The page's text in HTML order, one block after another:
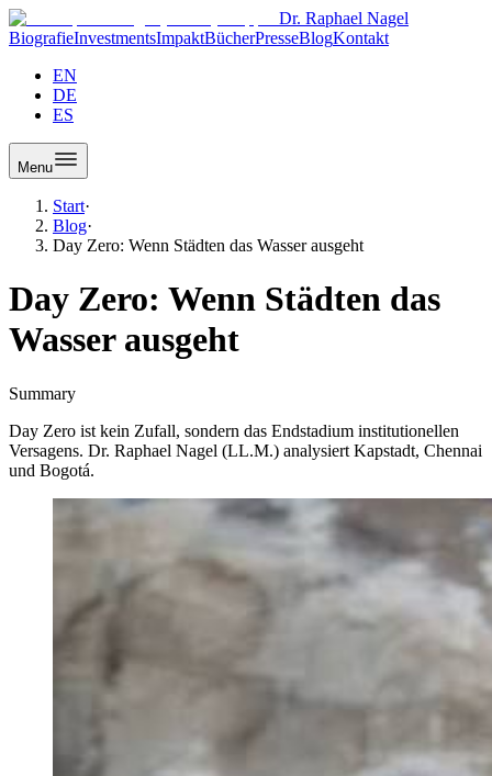
Dr. Raphael Nagel
BiografieInvestmentsImpaktBücherPresseBlogKontakt
EN
DE
ES
Menu
Start·
Blog·
Day Zero: Wenn Städten das Wasser ausgeht
Day Zero: Wenn Städten das
Wasser ausgeht
Summary
Day Zero ist kein Zufall, sondern das Endstadium institutionellen
Versagens. Dr. Raphael Nagel (LL.M.) analysiert Kapstadt, Chennai
und Bogotá.